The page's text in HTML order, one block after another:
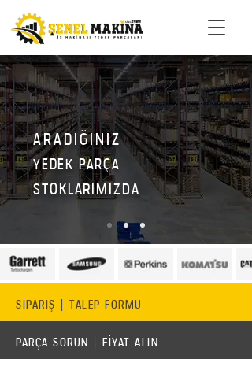
ARADIĞINIZ
YEDEK PARÇA
STOKLARIMIZDA
SİPARİŞ | TALEP FORMU
PARÇA SORUN | FİYAT ALIN